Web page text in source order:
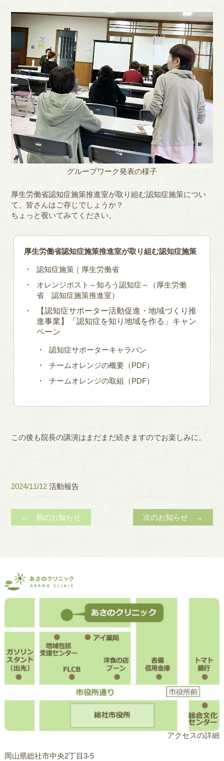
グループワーク発表の様子
厚生労働省認知症施策推進室が取り組む認知症施策につい
て、皆さんはご存じでしょうか？
ちょっと覗いてみてください。
厚生労働省認知症施策推進室が取り組む認知症施策
認知症施策｜厚生労働省
オレンジポスト～知ろう認知症～（厚生労働
省 認知症施策推進室）
【認知症サポーター活動促進・地域づくり推
進事業】「認知症を知り地域を作る」キャン
ペーン
認知症サポーターキャラバン
チームオレンジの概要（PDF）
チームオレンジの取組（PDF）
この後も院長の講演はまだまだ続きますのでお楽しみに。
2024/11/12活動報告
← 前のお知らせ 次のお知らせ →
アクセスの詳細
岡山県総社市中央2丁目3-5